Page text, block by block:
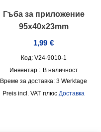
Гъба за приложение
95x40x23mm
1,99 €
Код: V24-9010-1
Инвентар : В наличност
Време за доставка: 3 Werktage
incl. VAT плюс Доставка